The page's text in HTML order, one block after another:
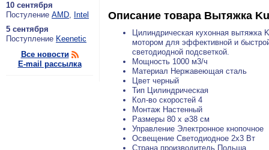
10 сентября
По­сту­ле­ние AMD, Intel
5 сентября
По­ступ­ле­ние Keenetic
Все новости
E-mail рассылка
Описание товара Вытяжка
Цилиндрическая кухонная
мотором для эффективной и
светодиодной подсветкой.
Мощность 1000 м3/ч
Материал Нержавеющая сталь
Цвет черный
Тип Цилиндрическая
Кол-во скоростей 4
Монтаж Настенный
Размеры 80 х ⌀38 см
Управление Электронное кнопочное
Освещение Светодиодное 2х3 Вт
Страна производитель Польша